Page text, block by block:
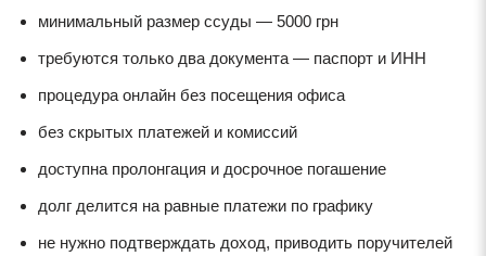
минимальный размер ссуды — 5000 грн
требуются только два документа — паспорт и ИНН
процедура онлайн без посещения офиса
без скрытых платежей и комиссий
доступна пролонгация и досрочное погашение
долг делится на равные платежи по графику
не нужно подтверждать доход, приводить поручителей